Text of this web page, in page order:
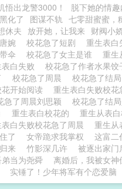
悟出龙警3000！ 脱下她的情
化了
图谋不轨 七零甜蜜蜜，
休夫 放开她，让我来 财阀小
婉
校花急了短剧 重生表白
伞
校花急了女主是谁 重生
白失败 校花急了作者水果
校花急了周晨 校花急了结局
开始阅读 重生表白失败校花
急了周晨刘思颖 校花急了结
重生表白校花的 重生从表
白失败校花急了周晨 重生从
了
女帝跪求我掌权 这富二
来
竹影深几许 被逐出家门
当为尧舜 离婚后，我被女神
实锤了！少年将军有个恋爱脑